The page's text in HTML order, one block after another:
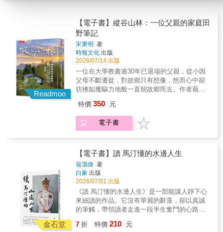
Readmoo
【電子書】縱谷山林：一位父親的家庭田
野筆記
宋秉明 著
時報文化 出版
2026/07/14 出版
一位在大學教書逾30年已退場的父親，從小因
父母不斷遷徙，對故鄉只有想像，然而心中卻
彷彿如魔驅力地般一直朝故鄉而去。作者藉由
故事性與生活化文字，留給孩子們難以形容的
身世、成長與圓夢，與處世價值觀等。是一本
部父親家庭觀的田野筆記。另一方面，這位父
仍反芻不盡，他視書寫與自省為療癒過程，此
書或可類屬敘事治療之例。
特價 350 元
電子書
金石堂
【電子書】讀 馬汀懂的水邊人生
翁灝偉 著
白象 出版
2026/07/01 出版
《讀 馬汀懂的水邊人生》是一部能讓人靜下心
來細讀的作品。它沒有華麗的辭藻，卻以真誠
的筆觸，帶領讀者走進一段半生奮鬥的心路歷
凡。他從高職建教合作班一路進入軍校，投身
7 折 特價 210 元